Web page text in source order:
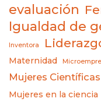
evaluación
Igualdad de
Inventora
Maternidad
Mujeres Científicas
Mujeres en la ciencia